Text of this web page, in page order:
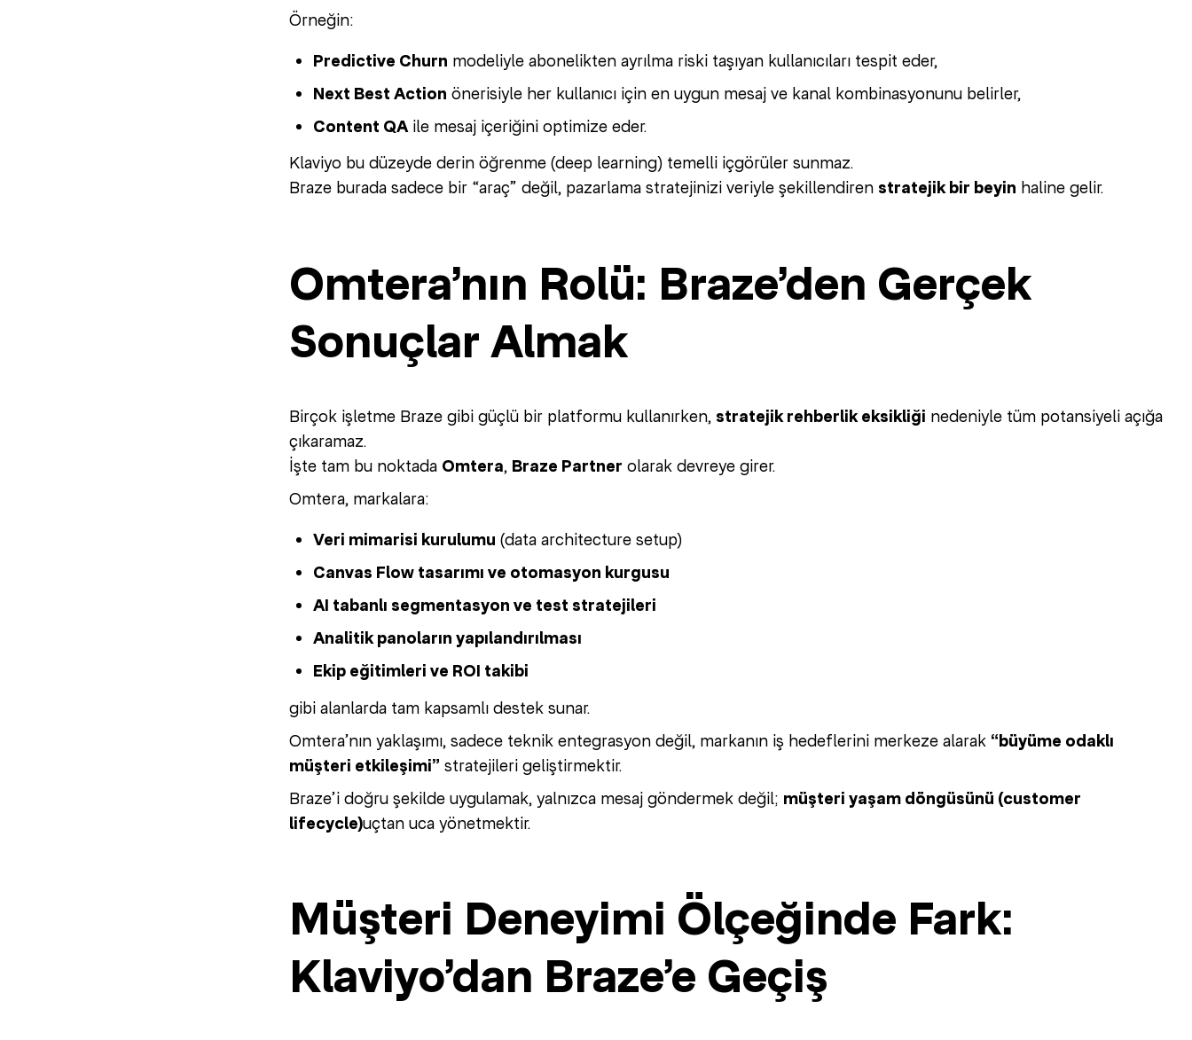
Örneğin:
Predictive Churn modeliyle abonelikten ayrılma riski taşıyan kullanıcıları tespit eder,
Next Best Action önerisiyle her kullanıcı için en uygun mesaj ve kanal kombinasyonunu belirler,
Content QA ile mesaj içeriğini optimize eder.
Klaviyo bu düzeyde derin öğrenme (deep learning) temelli içgörüler sunmaz.
Braze burada sadece bir “araç” değil, pazarlama stratejinizi veriyle şekillendiren stratejik bir beyin haline gelir.
Omtera’nın Rolü: Braze’den Gerçek
Sonuçlar Almak
Birçok işletme Braze gibi güçlü bir platformu kullanırken, stratejik rehberlik eksikliği nedeniyle tüm potansiyeli açığa
çıkaramaz.
İşte tam bu noktada Omtera, Braze Partner olarak devreye girer.
Omtera, markalara:
Veri mimarisi kurulumu (data architecture setup)
Canvas Flow tasarımı ve otomasyon kurgusu
AI tabanlı segmentasyon ve test stratejileri
Analitik panoların yapılandırılması
Ekip eğitimleri ve ROI takibi
gibi alanlarda tam kapsamlı destek sunar.
Omtera’nın yaklaşımı, sadece teknik entegrasyon değil, markanın iş hedeflerini merkeze alarak “büyüme odaklı
müşteri etkileşimi” stratejileri geliştirmektir.
Braze’i doğru şekilde uygulamak, yalnızca mesaj göndermek değil; müşteri yaşam döngüsünü (customer
lifecycle)uçtan uca yönetmektir.
Müşteri Deneyimi Ölçeğinde Fark:
Klaviyo’dan Braze’e Geçiş